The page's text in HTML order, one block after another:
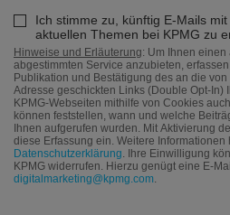
Hinweise und Erläuterung: Um Ihnen einen
abgestimmten Service anzubieten,
Publikation und Bestätigung des an die
Adresse geschickten Links (Double Opt-In)
KPMG-Webseiten mithilfe von Cookies
können feststellen, wann und welche
Ihnen aufgerufen wurden. Mit Aktivierung
diese Erfassung ein. Weitere
Datenschutzerklärung. Ihre Einwilligung
KPMG widerrufen. Hierzu genügt eine E-
digitalmarketing@kpmg.com.
Ich stimme zu, künftig E-Mails
aktuellen Themen bei KPMG zu